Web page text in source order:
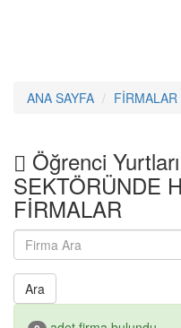
ANA SAYFA FİRMALAR
Öğrenci
SEKTÖRÜNDE
FİRMALAR
Ara